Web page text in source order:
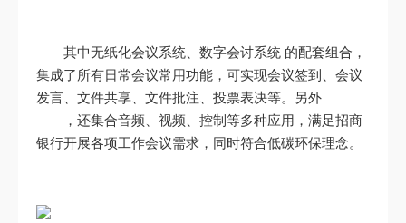
其中无纸化会议系统、数字会讨系统 的配套组合，
集成了所有日常会议常用功能，可实现会议签到、会议
发言、文件共享、文件批注、投票表决等。另外
，还集合音频、视频、控制等多种应用，满足招商
银行开展各项工作会议需求，同时符合低碳环保理念。